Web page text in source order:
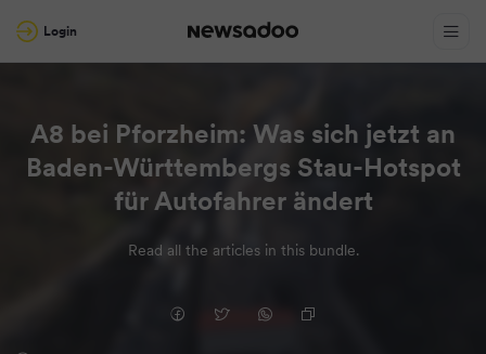
Login
A8 bei Pforzheim: Was sich jetzt an
Baden-Württembergs Stau-Hotspot
für Autofahrer ändert
Read all the articles in this bundle.